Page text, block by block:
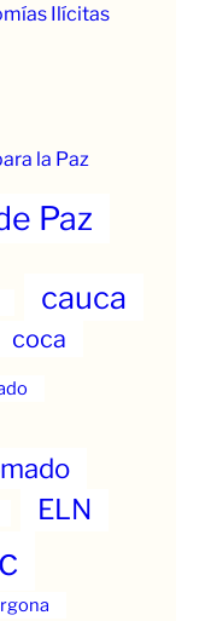
Ilícitas
la Paz
Paz
cauca
coca
ELN